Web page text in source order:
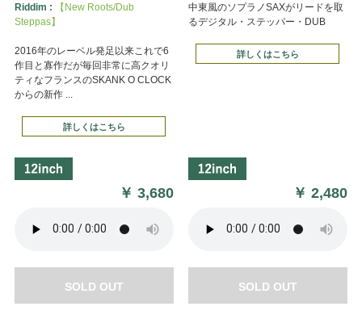
Riddim :
【New Roots/Dub
Steppas】
2016年のレーベル発足以来これで6
作目と寡作だが毎回非常に高クオリ
ティなフランスのSKANK O CLOCK
からの新作 ...
詳しくはこちら
￥3,680
SOLD OUT
中東風のソプラノSAXがリードを取
るデジタル・ステッパー・DUB
詳しくはこちら
￥2,480
SOLD OUT